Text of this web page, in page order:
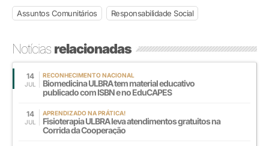
Assuntos Comunitários Responsabilidade Social
Notíciasrelacionadas
14
JUL
RECONHECIMENTO NACIONAL
Biomedicina ULBRA tem material educativo
publicado com ISBN e no EduCAPES
14
JUL
APRENDIZADO NA PRÁTICA!
Fisioterapia ULBRA leva atendimentos gratuitos na
Corrida da Cooperação